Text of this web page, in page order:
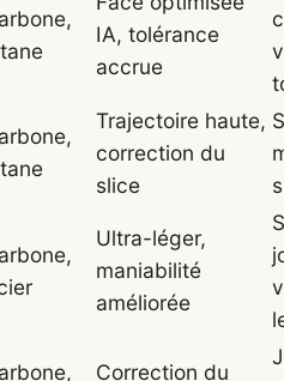
IA, tolérance
accrue
Trajectoire haute,
correction du
slice
Ultra-léger,
maniabilité
améliorée
Correction du